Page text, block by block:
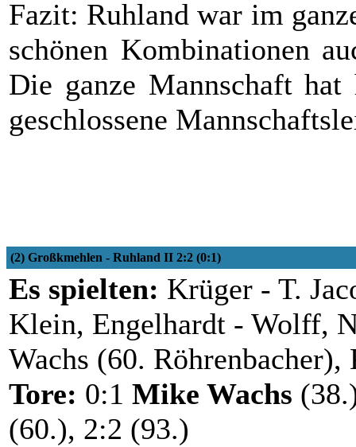
Fazit: Ruhland war im
schönen Kombinationen
Die ganze Mannschaft
geschlossene
(2) Großkmehlen - Ruhland II 2:2 (0:1)
Es spielten: Krüger - T.
Klein, Engelhardt - Wolff,
Wachs (60.
Tore: 0:1 Mike Wachs
(60.), 2:2 (93.)